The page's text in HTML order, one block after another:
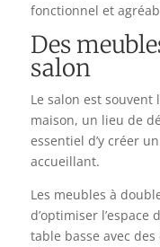
fonctionnel et
Des
salon
Le salon est souvent
maison, un lieu de
essentiel d’y créer
accueillant.
Les meubles à
d’optimiser l’espace
table basse avec